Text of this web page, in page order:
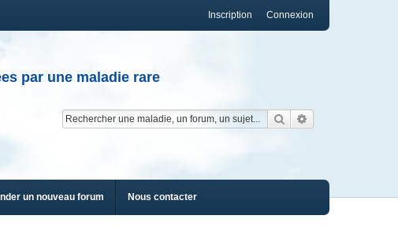
Connexion
Inscription
par une maladie rare
Rechercher
un nouveau forum Nous contacter